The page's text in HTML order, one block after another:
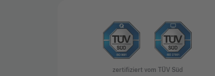
zertifiziert vom TÜV Süd